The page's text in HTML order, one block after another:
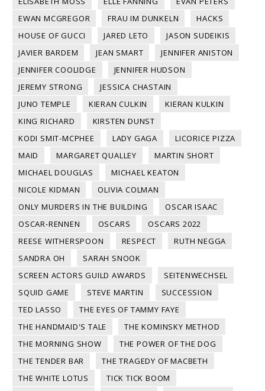
EWAN MCGREGOR
FRAU IM DUNKELN
HACKS
HOUSE OF GUCCI
JARED LETO
JASON SUDEIKIS
JAVIER BARDEM
JEAN SMART
JENNIFER ANISTON
JENNIFER COOLIDGE
JENNIFER HUDSON
JEREMY STRONG
JESSICA CHASTAIN
JUNO TEMPLE
KIERAN CULKIN
KIERAN KULKIN
KING RICHARD
KIRSTEN DUNST
KODI SMIT-MCPHEE
LADY GAGA
LICORICE PIZZA
MAID
MARGARET QUALLEY
MARTIN SHORT
MICHAEL DOUGLAS
MICHAEL KEATON
NICOLE KIDMAN
OLIVIA COLMAN
ONLY MURDERS IN THE BUILDING
OSCAR ISAAC
OSCAR-RENNEN
OSCARS
OSCARS 2022
REESE WITHERSPOON
RESPECT
RUTH NEGGA
SANDRA OH
SARAH SNOOK
SCREEN ACTORS GUILD AWARDS
SEITENWECHSEL
SQUID GAME
STEVE MARTIN
SUCCESSION
TED LASSO
THE EYES OF TAMMY FAYE
THE HANDMAID'S TALE
THE KOMINSKY METHOD
THE MORNING SHOW
THE POWER OF THE DOG
THE TENDER BAR
THE TRAGEDY OF MACBETH
THE WHITE LOTUS
TICK TICK BOOM